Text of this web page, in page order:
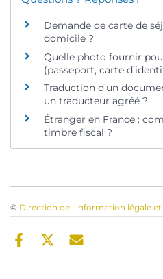
Demande de carte de
domicile ?
Quelle photo fournir
(passeport, carte
Traduction d’un
un traducteur agréé ?
Étranger en France :
timbre fiscal ?
© Direction de l’information légale